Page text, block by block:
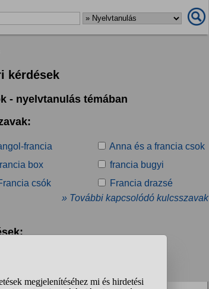
kérdések
- nyelvtanulás témában
francia
Anna és a francia csok
box
francia bugyi
csók
Francia drazsé
» További kapcsolódó kulcsszavak